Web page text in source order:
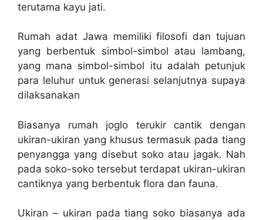
terutama kayu jati.
Rumah adat Jawa memiliki filosofi dan tujuan
yang berbentuk simbol-simbol atau lambang,
yang mana simbol-simbol itu adalah petunjuk
para leluhur untuk generasi selanjutnya supaya
dilaksanakan
Biasanya rumah joglo terukir cantik dengan
ukiran-ukiran yang khusus termasuk pada tiang
penyangga yang disebut soko atau jagak. Nah
pada soko-soko tersebut terdapat ukiran-ukiran
cantiknya yang berbentuk flora dan fauna.
Ukiran – ukiran pada tiang soko biasanya ada